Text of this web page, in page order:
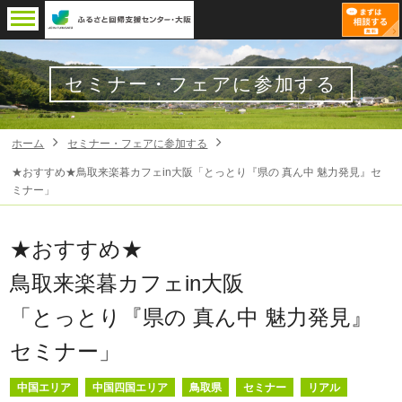
セミナー・フェアに参加する
ホーム セミナー・フェアに参加する
★おすすめ★鳥取来楽暮カフェin大阪「とっとり『県の 真ん中 魅力発見』セ
ミナー」
★おすすめ★
鳥取来楽暮カフェin大阪
「とっとり『県の 真ん中 魅力発見』
セミナー」
中国エリア 中国四国エリア 鳥取県 セミナー リアル